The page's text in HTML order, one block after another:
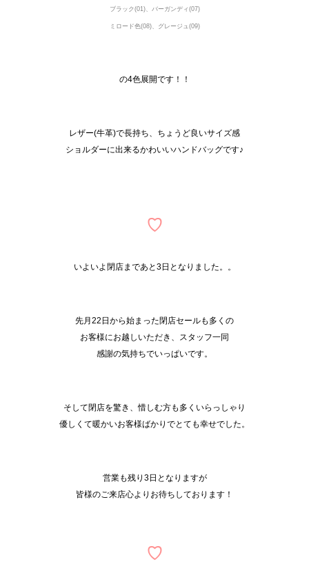
ブラック(01)、バーガンディ(07)
ミロード色(08)、グレージュ(09)
の4色展開です！！
レザー(牛革)で長持ち、ちょうど良いサイズ感
ショルダーに出来るかわいいハンドバッグです♪
♡
いよいよ閉店まであと3日となりました。。
先月22日から始まった閉店セールも多くの
お客様にお越しいただき、スタッフ一同
感謝の気持ちでいっぱいです。
そして閉店を驚き、惜しむ方も多くいらっしゃり
優しくて暖かいお客様ばかりでとても幸せでした。
営業も残り3日となりますが
皆様のご来店心よりお待ちしております！
♡